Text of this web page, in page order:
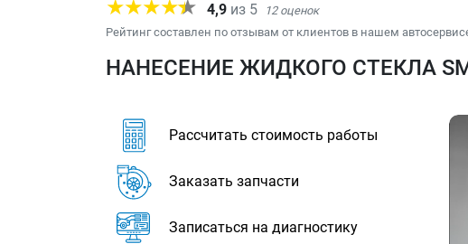
4,9 из 5 12оценок
Рейтинг составлен по отзывам от клиентов в нашем
НАНЕСЕНИЕ ЖИДКОГО СТЕКЛА
Рассчитать стоимость работы
Заказать запчасти
Записаться на диагностику